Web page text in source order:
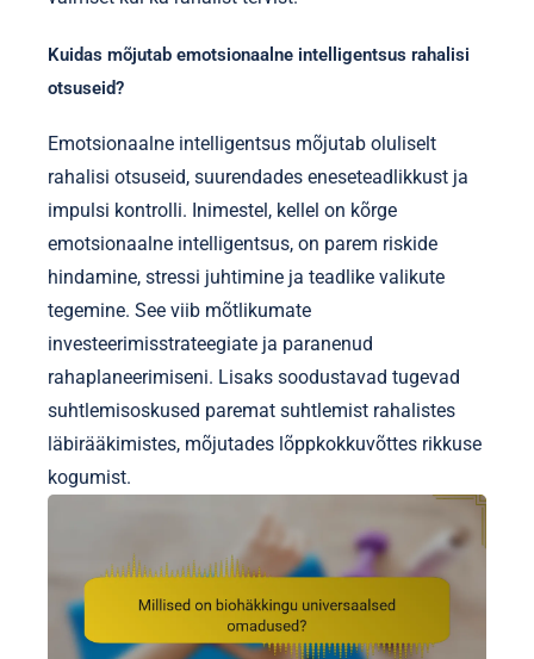
Kuidas mõjutab emotsionaalne intelligentsus rahalisi
otsuseid?
Emotsionaalne intelligentsus mõjutab oluliselt
rahalisi otsuseid, suurendades eneseteadlikkust ja
impulsi kontrolli. Inimestel, kellel on kõrge
emotsionaalne intelligentsus, on parem riskide
hindamine, stressi juhtimine ja teadlike valikute
tegemine. See viib mõtlikumate
investeerimisstrateegiate ja paranenud
rahaplaneerimiseni. Lisaks soodustavad tugevad
suhtlemisoskused paremat suhtlemist rahalistes
läbirääkimistes, mõjutades lõppkokkuvõttes rikkuse
kogumist.